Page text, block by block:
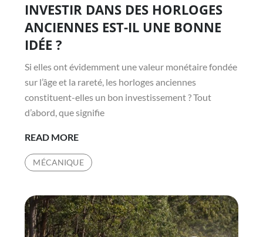
on
INVESTIR DANS DES HORLOGES
ANCIENNES EST-IL UNE BONNE
IDÉE ?
Si elles ont évidemment une valeur monétaire fondée
sur l’âge et la rareté, les horloges anciennes
constituent-elles un bon investissement ? Tout
d’abord, que signifie
READ MOREINVESTIR
DANS
DES
ANCIENNES
EST-
IL
MÉCANIQUE